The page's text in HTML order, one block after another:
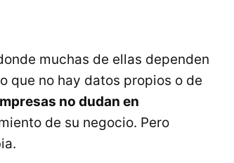
muchas de ellas dependen
que no hay datos propios o de
no dudan en
de su negocio. Pero